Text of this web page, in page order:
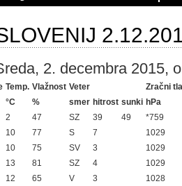
2. decembra 2015,
Temp. Vlažnost Veter
Zračni
°C
% smer hitrost sunki hPa
2 47 SZ 39 49
*759
10 77 S 7
1029
10 75 SV 3
1029
13 81 SZ 4
1029
12 65 V 3 1028